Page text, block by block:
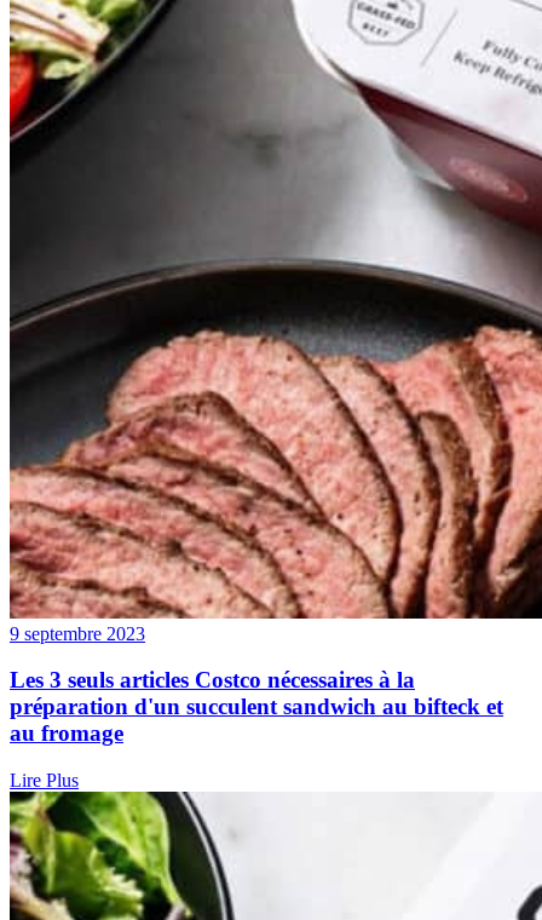
9 septembre 2023
Les 3 seuls articles Costco nécessaires à la
préparation d'un succulent sandwich au bifteck et
au fromage
Lire Plus